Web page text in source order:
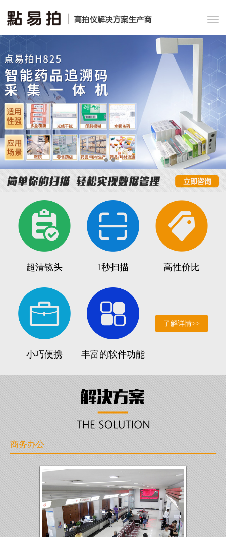
超清镜头 1秒扫描 高性价比
小巧便携 丰富的软件功能
了解详情>>
商务办公